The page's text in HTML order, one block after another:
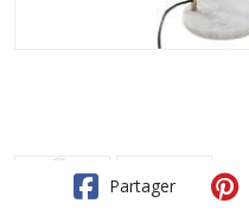
Partager